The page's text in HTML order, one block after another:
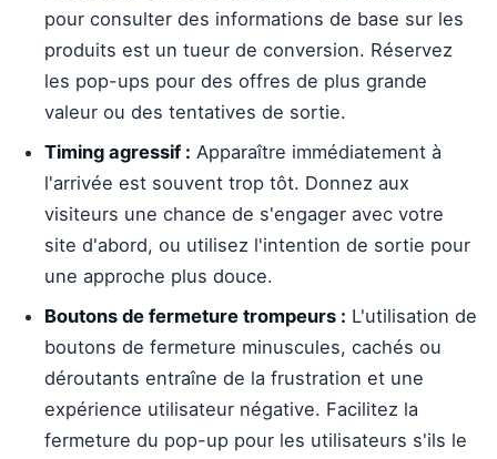
pour consulter des informations de base sur les
produits est un tueur de conversion. Réservez
les pop-ups pour des offres de plus grande
valeur ou des tentatives de sortie.
Timing agressif : Apparaître immédiatement à
l'arrivée est souvent trop tôt. Donnez aux
visiteurs une chance de s'engager avec votre
site d'abord, ou utilisez l'intention de sortie pour
une approche plus douce.
Boutons de fermeture trompeurs : L'utilisation de
boutons de fermeture minuscules, cachés ou
déroutants entraîne de la frustration et une
expérience utilisateur négative. Facilitez la
fermeture du pop-up pour les utilisateurs s'ils le